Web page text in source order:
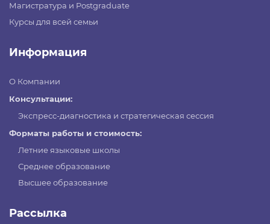
Магистратура и Postgraduate
Курсы для всей семьи
Информация
О Компании
Консультации:
Экспресс-диагностика и стратегическая сессия
Форматы работы и стоимость:
Летние языковые школы
Среднее образование
Высшее образование
Рассылка